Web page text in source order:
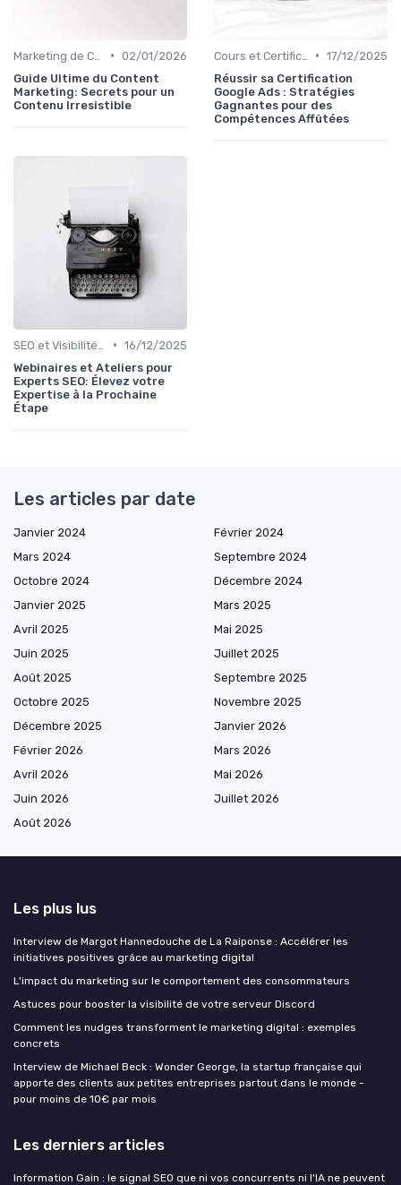
• 02/01/2026
Guide Ultime du Content
Marketing: Secrets pour un
Contenu Irresistible
• 17/12/2025
Réussir sa Certification
Google Ads : Stratégies
Gagnantes pour des
Compétences Affûtées
• 16/12/2025
Webinaires et Ateliers pour
Experts SEO: Élevez votre
Expertise à la Prochaine
Étape
Les articles par date
Janvier 2024
Février 2024
Mars 2024
Septembre 2024
Octobre 2024
Décembre 2024
Janvier 2025
Mars 2025
Avril 2025
Mai 2025
Juin 2025
Juillet 2025
Août 2025
Septembre 2025
Octobre 2025
Novembre 2025
Décembre 2025
Janvier 2026
Février 2026
Mars 2026
Avril 2026
Mai 2026
Juin 2026
Juillet 2026
Août 2026
Les plus lus
Interview de Margot Hannedouche de La Raiponse : Accélérer les
initiatives positives grâce au marketing digital
L'impact du marketing sur le comportement des consommateurs
Astuces pour booster la visibilité de votre serveur Discord
Comment les nudges transforment le marketing digital : exemples
concrets
Interview de Michael Beck : Wonder George, la startup française qui
apporte des clients aux petites entreprises partout dans le monde -
pour moins de 10€ par mois
Les derniers articles
Information Gain : le signal SEO que ni vos concurrents ni l'IA ne peuvent